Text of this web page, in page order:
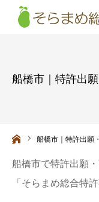
船橋市｜特許出
ム 船橋市｜特許出願
船橋市で特許出願
「そらまめ総合特
弁理士紹介
アクセス